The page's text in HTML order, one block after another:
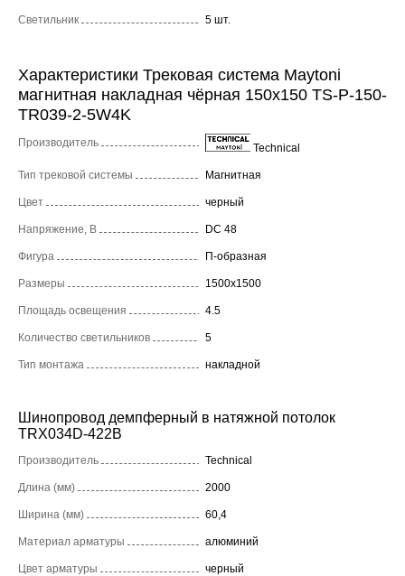
Светильник 5 шт.
Характеристики Трековая система Maytoni
магнитная накладная чёрная 150x150 TS-P-150-
TR039-2-5W4K
Производитель Technical
Тип трековой системы Магнитная
Цвет черный
Напряжение, В DC 48
Фигура П-образная
Размеры 1500x1500
Площадь освещения 4.5
Количество светильников 5
Тип монтажа накладной
Шинопровод демпферный в натяжной потолок
TRX034D-422B
Производитель Technical
Длина (мм) 2000
Ширина (мм) 60,4
Материал арматуры алюминий
Цвет арматуры черный